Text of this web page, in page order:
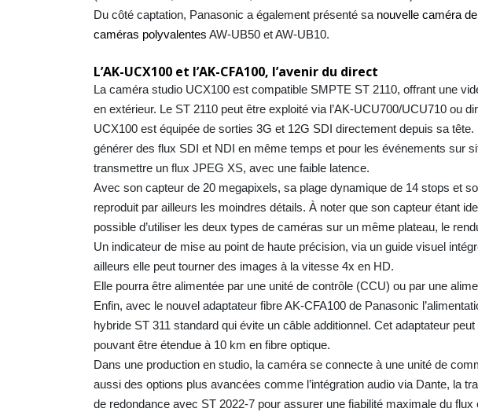
Du côté captation, Panasonic a également présenté sa nouvelle caméra
caméras polyvalentes AW-UB50 et AW-UB10.
L’AK-UCX100 et l’AK-CFA100, l’avenir du direct
La caméra studio UCX100 est compatible SMPTE ST 2110, offrant une
en extérieur. Le ST 2110 peut être exploité via l’AK-UCU700/UCU710 ou
UCX100 est équipée de sorties 3G et 12G SDI directement depuis sa
générer des flux SDI et NDI en même temps et pour les événements sur
transmettre un flux JPEG XS, avec une faible latence.
Avec son capteur de 20 megapixels, sa plage dynamique de 14 stops et
reproduit par ailleurs les moindres détails. À noter que son capteur étant
possible d’utiliser les deux types de caméras sur un même plateau, le
Un indicateur de mise au point de haute précision, via un guide visuel
ailleurs elle peut tourner des images à la vitesse 4x en HD.
Elle pourra être alimentée par une unité de contrôle (CCU) ou par une
Enfin, avec le nouvel adaptateur fibre AK-CFA100 de Panasonic
hybride ST 311 standard qui évite un câble additionnel. Cet adaptateur
pouvant être étendue à 10 km en fibre optique.
Dans une production en studio, la caméra se connecte à une unité de
aussi des options plus avancées comme l’intégration audio via Dante, la
de redondance avec ST 2022-7 pour assurer une fiabilité maximale du flux